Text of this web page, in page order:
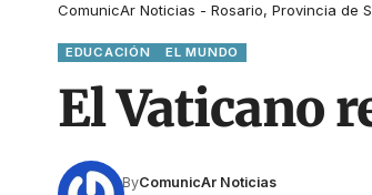
ComunicAr Noticias - Rosario, Provincia de
EDUCACIÓN EL MUNDO
El Vaticano
ByComunicAr Noticias